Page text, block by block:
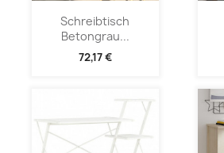
Schreibtisch
Betongrau...
72,17 €